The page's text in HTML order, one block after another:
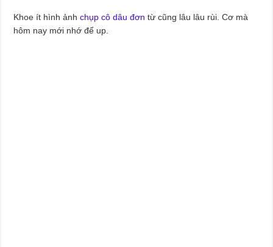
Khoe ít hình ảnhchụp cô dâu đơn từ cũng lâu lâu rùi. Cơ mà
hôm nay mới nhớ để up.